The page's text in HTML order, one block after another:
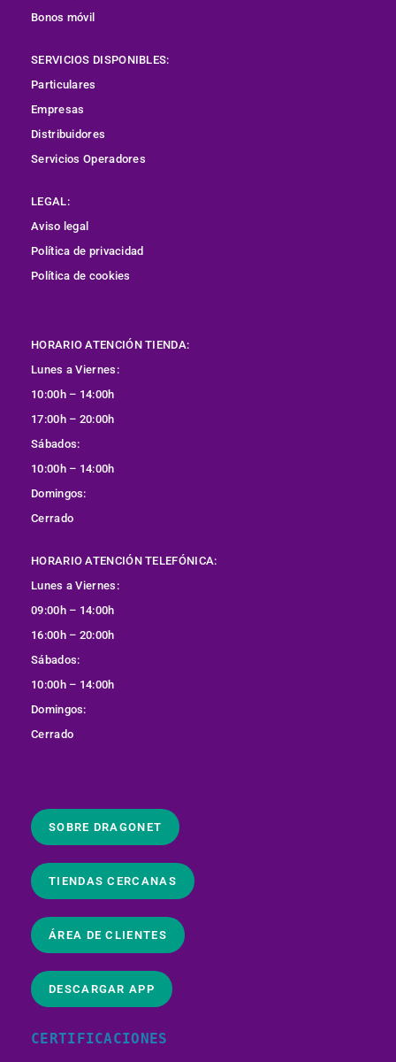
Bonos móvil
SERVICIOS DISPONIBLES:
Particulares
Empresas
Distribuidores
Servicios Operadores
LEGAL:
Aviso legal
Política de privacidad
Política de cookies
HORARIO ATENCIÓN TIENDA:
Lunes a Viernes:
10:00h – 14:00h
17:00h – 20:00h
Sábados:
10:00h – 14:00h
Domingos:
Cerrado
HORARIO ATENCIÓN TELEFÓNICA:
Lunes a Viernes:
09:00h – 14:00h
16:00h – 20:00h
Sábados:
10:00h – 14:00h
Domingos:
Cerrado
SOBRE DRAGONET
TIENDAS CERCANAS
ÁREA DE CLIENTES
DESCARGAR APP
CERTIFICACIONES